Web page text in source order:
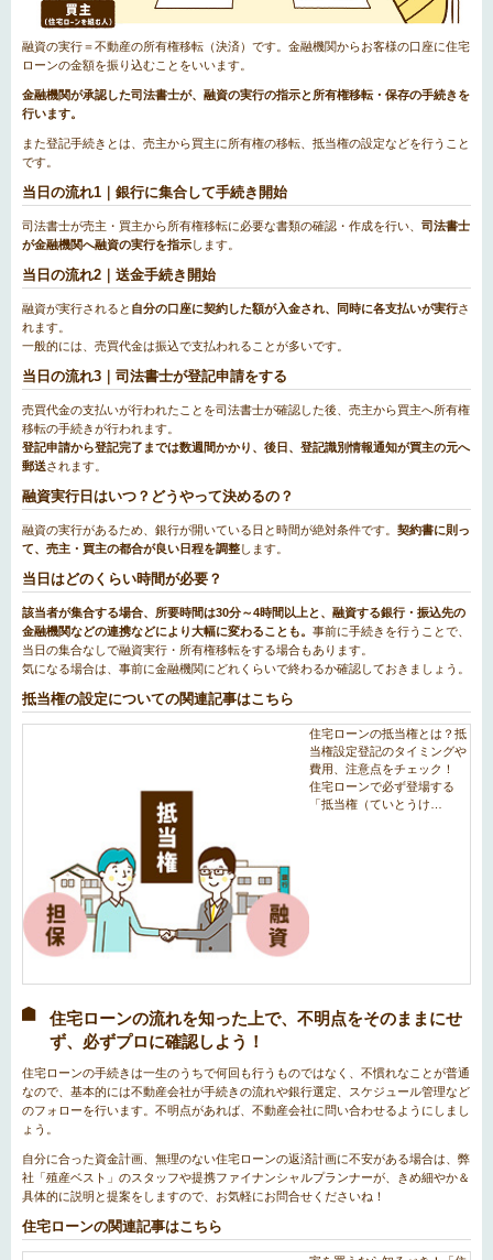
融資の実行＝不動産の所有権移転（決済）です。金融機関からお客様の口座に住宅
ローンの金額を振り込むことをいいます。
金融機関が承認した司法書士が、融資の実行の指示と所有権移転・保存の手続きを
行います。
また登記手続きとは、売主から買主に所有権の移転、抵当権の設定などを行うこと
です。
当日の流れ1｜銀行に集合して手続き開始
司法書士が売主・買主から所有権移転に必要な書類の確認・作成を行い、 司法書士
が金融機関へ融資の実行を指示します。
当日の流れ2｜送金手続き開始
融資が実行されると 自分の口座に契約した額が入金され、同時に各支払いが実行さ
れます。
一般的には、売買代金は振込で支払われることが多いです。
当日の流れ3｜司法書士が登記申請をする
売買代金の支払いが行われたことを司法書士が確認した後、売主から買主へ所有権
移転の手続きが行われます。
登記申請から登記完了までは数週間かかり、後日、登記識別情報通知が買主の元へ
郵送されます。
融資実行日はいつ？どうやって決めるの？
融資の実行があるため、銀行が開いている日と時間が絶対条件です。 契約書に則っ
て、売主・買主の都合が良い日程を調整します。
当日はどのくらい時間が必要？
該当者が集合する場合、所要時間は30分～4時間以上と、融資する銀行・振込先の
金融機関などの連携などにより大幅に変わることも。 事前に手続きを行うことで、
当日の集合なしで融資実行・所有権移転をする場合もあります。
気になる場合は、事前に金融機関にどれくらいで終わるか確認しておきましょう。
抵当権の設定についての関連記事はこちら
住宅ローンの流れを知った上で、不明点をそのままにせ
ず、必ずプロに確認しよう！
住宅ローンの手続きは一生のうちで何回も行うものではなく、不慣れなことが普通
なので、基本的には不動産会社が手続きの流れや銀行選定、スケジュール管理など
のフォローを行います。不明点があれば、不動産会社に問い合わせるようにしまし
ょう。
自分に合った資金計画、無理のない住宅ローンの返済計画に不安がある場合は、弊
社「殖産ベスト」のスタッフや提携ファイナンシャルプランナーが、きめ細やか＆
具体的に説明と提案をしますので、お気軽にお問合せくださいね！
住宅ローンの関連記事はこちら